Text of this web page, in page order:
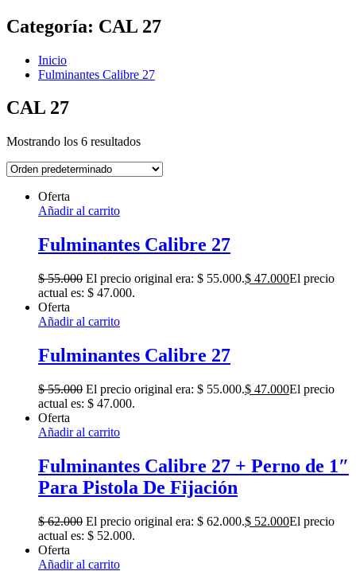
Categoría: CAL 27
Inicio
Fulminantes Calibre 27
CAL 27
Mostrando los 6 resultados
Oferta
Añadir al carrito
Fulminantes Calibre 27
$55.000 El precio original era: $ 55.000.$ 47.000El precio
actual es: $ 47.000.
Oferta
Añadir al carrito
Fulminantes Calibre 27
$55.000 El precio original era: $ 55.000.$ 47.000El precio
actual es: $ 47.000.
Oferta
Añadir al carrito
Fulminantes Calibre 27 + Perno de 1″
Para Pistola De Fijación
$62.000 El precio original era: $ 62.000.$ 52.000El precio
actual es: $ 52.000.
Oferta
Añadir al carrito